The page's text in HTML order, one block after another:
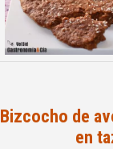
Bizcocho de
en